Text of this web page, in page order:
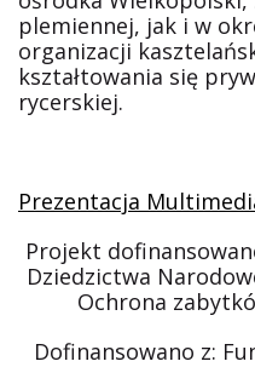
plemiennej, jak i w
organizacji
kształtowania się
rycerskiej.
Prezentacja
Projekt
Dziedzictwa
Ochrona
Dofinansowano z: